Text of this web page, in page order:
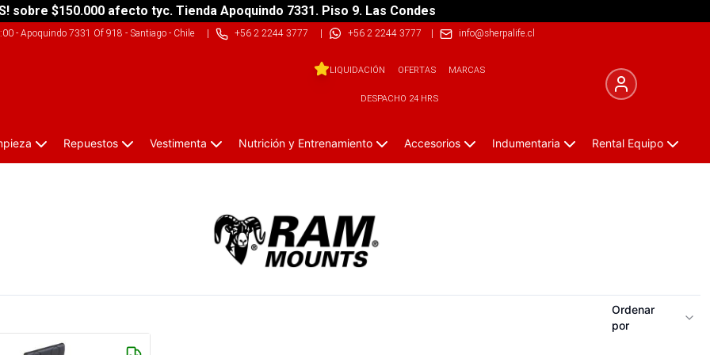
sobre $150.000 afecto tyc. Tienda Apoquindo 7331. Piso 9. Las Condes
- Apoquindo 7331 Of 918 - Santiago - Chile| +56 2 2244 3777 | +56 2 2244 3777 | info@sherpalife.cl
LIQUIDACIÓN OFERTAS MARCAS
DESPACHO 24 HRS
Repuestos Vestimenta Nutrición y Entrenamiento Accesorios Indumentaria Rental Equipo
Ordenar
por